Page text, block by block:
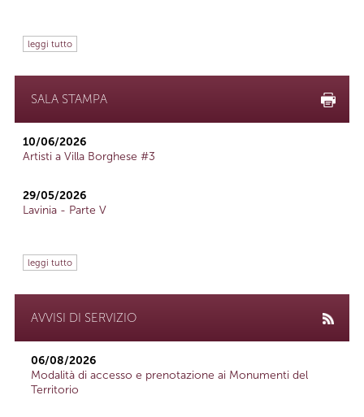
leggi tutto
SALA STAMPA
10/06/2026
Artisti a Villa Borghese #3
29/05/2026
Lavinia - Parte V
leggi tutto
AVVISI DI SERVIZIO
06/08/2026
Modalità di accesso e prenotazione ai Monumenti del
Territorio